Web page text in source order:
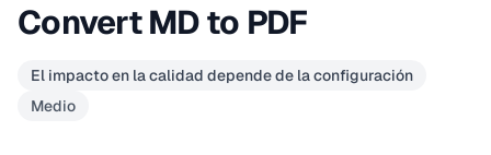
Convert MD to PDF
El impacto en la calidad depende de la configuración
Medio